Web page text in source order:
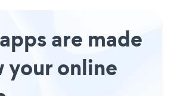
are made
your online